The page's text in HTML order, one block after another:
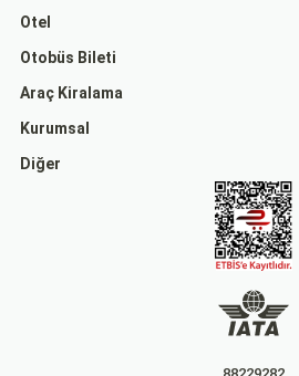
Otel
Otobüs Bileti
Araç Kiralama
Kurumsal
Diğer